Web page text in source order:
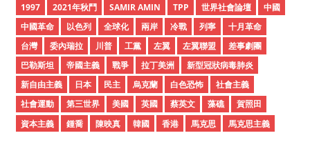
v
e
s
1997 2021年秋鬥 SAMIR AMIN TPP 世界社會論壇
中國
中國革命
以色列 全球化 兩岸 冷戰 列寧
十月革命
台灣
委內瑞拉 川普 工黨 左翼 左翼聯盟
差事劇團
巴勒斯坦
帝國主義 戰爭 拉丁美洲
新型冠狀病毒肺炎
新自由主義
日本 民主 烏克蘭 白色恐怖
社會主義
社會運動
第三世界 美國 英國 蔡英文 藻礁
賀照田
資本主義
鍾喬 陳映真 韓國 香港 馬克思 馬克思主義